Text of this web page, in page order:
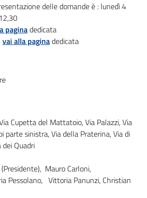
delle domande è : lunedì 4
paginadedicata
vai alla paginadedicata
Cupetta del Mattatoio, Via Palazzi, Via
parte sinistra, Via della Praterina, Via di
Quadri
Mauro Carloni,
Pessolano, Vittoria Panunzi, Christian